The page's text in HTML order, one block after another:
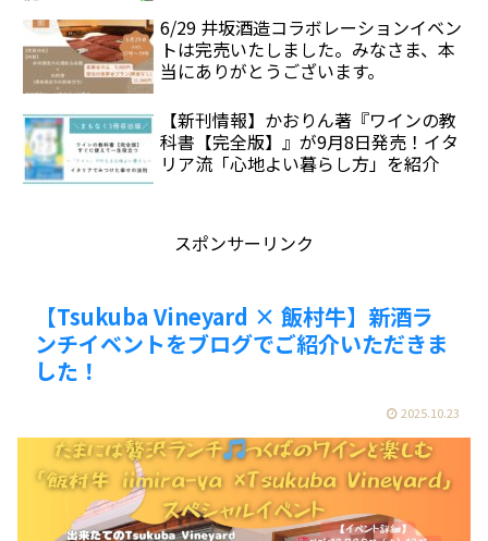
6/29 井坂酒造コラボレーションイベン
トは完売いたしました。みなさま、本
当にありがとうございます。
【新刊情報】かおりん著『ワインの教
科書【完全版】』が9月8日発売！イタ
リア流「心地よい暮らし方」を紹介
スポンサーリンク
【Tsukuba Vineyard × 飯村牛】新酒ラ
ンチイベントをブログでご紹介いただきま
した！
2025.10.23